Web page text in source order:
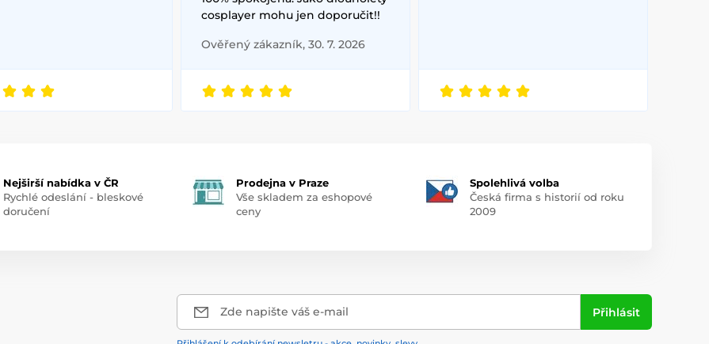
cosplayer mohu jen doporučit!!
Ověřený zákazník, 30. 7. 2026
Nejširší nabídka v ČR
Rychlé odeslání - bleskové
doručení
Prodejna v Praze
Vše skladem za eshopové
ceny
Spolehlivá volba
Česká firma s historií od roku
2009
Zde napište váš e-mail Přihlásit